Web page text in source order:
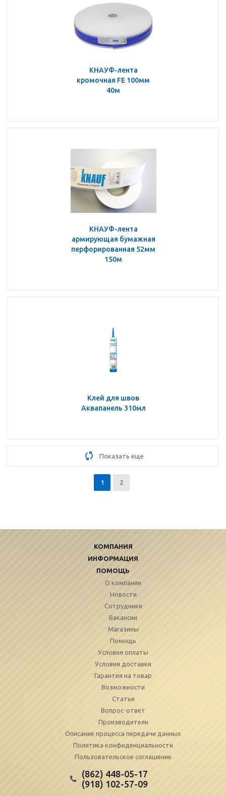
КНАУФ-лента
кромочная FE 100мм
40м
КНАУФ-лента
армирующая бумажная
перфорированная 52мм
150м
Клей для швов
Аквапанель 310мл
Показать еще
1 2
КОМПАНИЯ
ИНФОРМАЦИЯ
ПОМОЩЬ
О компании
Новости
Сотрудники
Вакансии
Магазины
Помощь
Условия оплаты
Условия доставки
Гарантия на товар
Возможности
Статьи
Вопрос-ответ
Производители
Описание процесса передачи данных
Политика конфиденциальности
Пользовательское соглашение
(862) 448-05-17
(918) 102-57-09